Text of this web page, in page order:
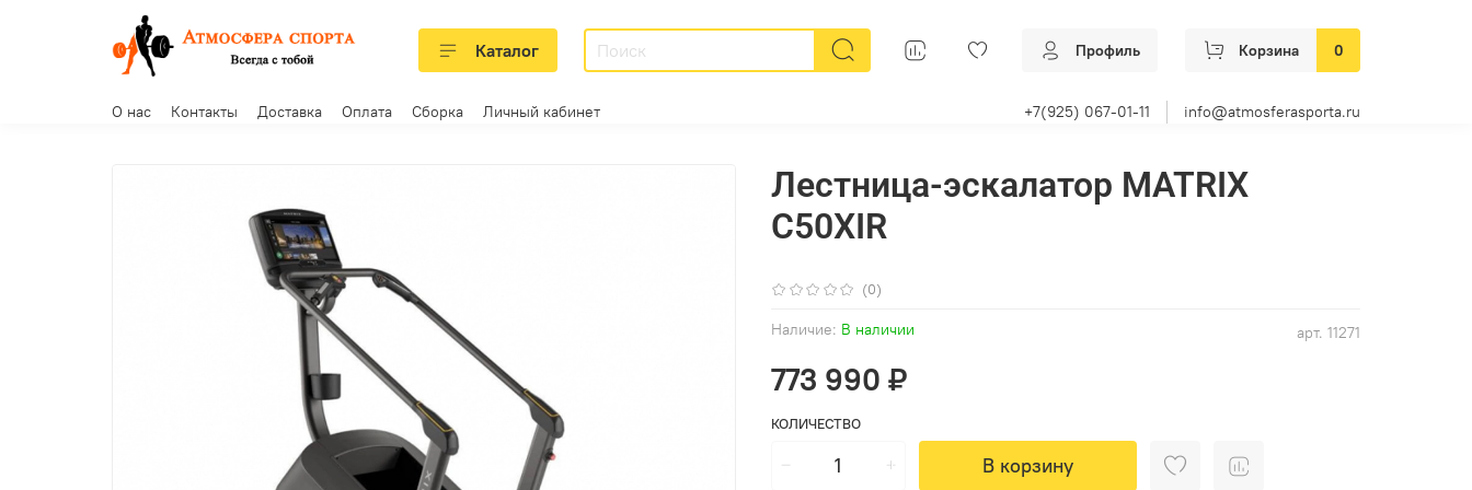
Каталог Профиль Корзина 0
О нас Контакты Доставка Оплата Сборка Личный кабинет +7(925) 067-01-11 info@atmosferasporta.ru
(0)
арт. 11271
Наличие: В наличии
Лестница-эскалатор MATRIX
C50XIR
773 990 ₽
КОЛИЧЕСТВО
В корзину